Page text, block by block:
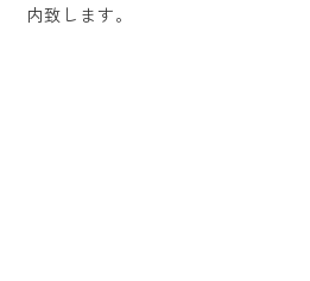
内致します。